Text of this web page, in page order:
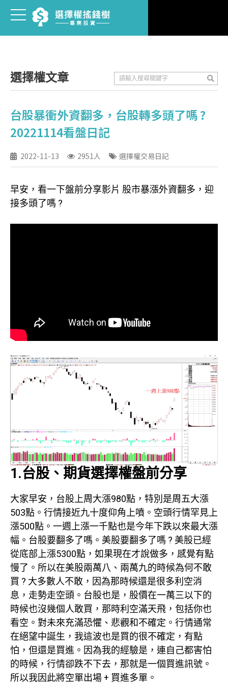
選擇權文章
台股暴衝外資翻多，台股轉多頭了嗎 ?
20221114看盤日記
2022-11-13 2951人 選擇權交易日記
早安，看一下盤前分享影片 股市暴漲外資翻多，迎
接多頭了嗎 ?
1.台股、期貨選擇權盤前分享
大家早安，台股上周大漲980點，特別是周五大漲
503點。行情接近九十度仰角上噴。空頭行情罕見上
漲500點。一週上漲一千點也是今年下跌以來最大漲
幅。台股要翻多了嗎。美股要翻多了嗎 ? 美股已經
從底部上漲5300點，如果現在才說做多，感覺有點
慢了。所以在美股兩萬八、兩萬九的時候為何不敢
買 ? 大多數人不敢，因為那時候還是很多利空消
息，走勢走空頭。台股也是，股價在一萬三以下的
時候也沒幾個人敢買，那時利空滿天飛，包括你也
看空。對未來充滿恐懼、悲觀和不確定。行情通常
在絕望中誕生，我這波也是買的很不確定，有點
怕，但還是買進。因為我的經驗是，連自己都害怕
的時候，行情卻跌不下去，那就是一個買進訊號。
所以我因此將空單出場 + 買進多單。